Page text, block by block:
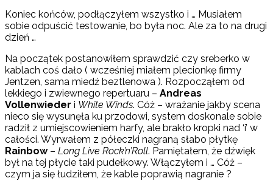
Koniec końców, podłączyłem wszystko i … Musiałem
sobie odpuścić testowanie, bo była noc. Ale za to na drugi
dzień …
Na początek postanowiłem sprawdzić czy sreberko w
kablach coś dało ( wcześniej miałem plecionkę firmy
Jentzen, sama miedź beztlenowa ). Rozpocząłem od
lekkiego i zwiewnego repertuaru – Andreas
Vollenwieder i White Winds. Cóż – wrażanie jakby scena
nieco się wysunęła ku przodowi, system doskonale sobie
radził z umiejscowieniem harfy, ale brakło kropki nad ‘i’ w
całości. Wyrwałem z półeczki nagraną słabo płytkę
Rainbow– Long Live Rock’n’Roll. Pamiętałem, że dźwięk
był na tej płycie taki pudełkowy. Włączyłem i … Cóż –
czym ja się łudziłem, że kable poprawią nagranie ?